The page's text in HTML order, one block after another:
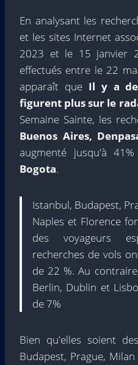
En analysant les
et les sites Internet
2023 et le 15 janvier
effectués entre le 22
apparaît queIl y a
figurent plus sur le
Semaine Sainte, les
Buenos Aires,
augmenté jusqu'à
Bogota.
Istanbul, Budapest,
Naples et Florence
des voyageurs
recherches de vols
de 22 %. Au
Berlin, Dublin et
de 7%
Bien qu'elles soient
Budapest, Prague,